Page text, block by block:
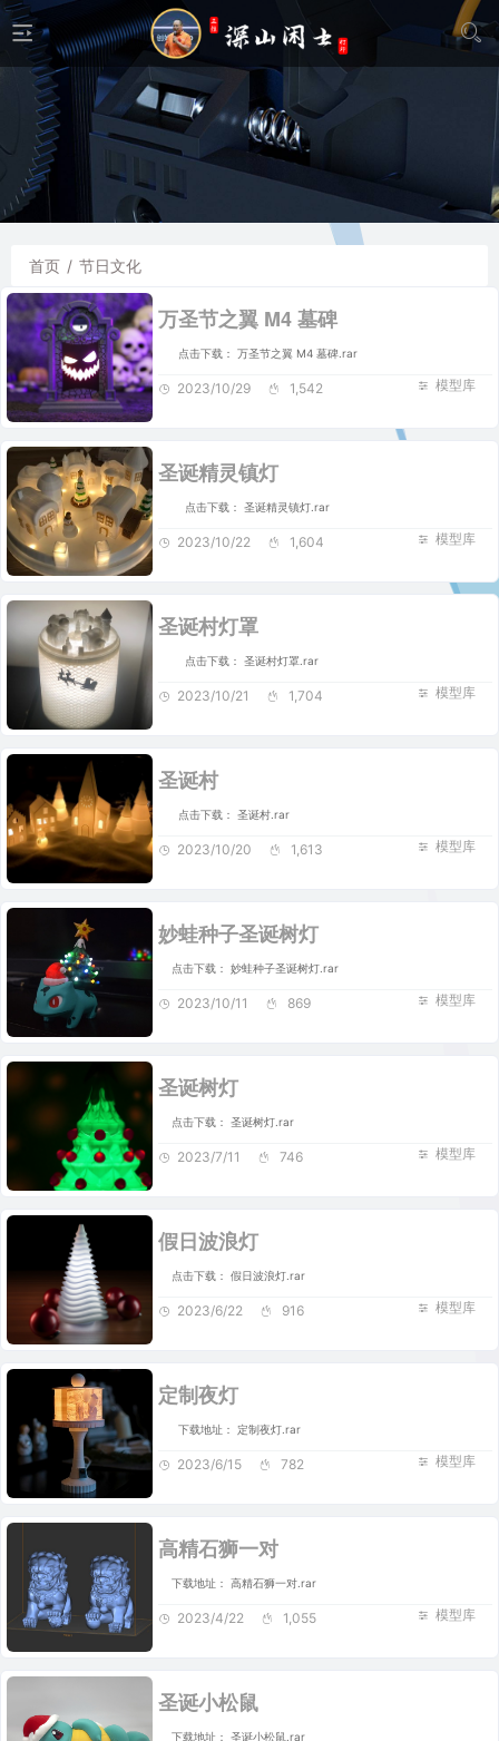
首页 / 节日文化
万圣节之翼 M4 墓碑
点击下载： 万圣节之翼 M4 墓碑.rar
模型库
2023/10/29 1,542
圣诞精灵镇灯
点击下载： 圣诞精灵镇灯.rar
模型库
2023/10/22 1,604
圣诞村灯罩
点击下载： 圣诞村灯罩.rar
模型库
2023/10/21 1,704
圣诞村
点击下载： 圣诞村.rar
模型库
2023/10/20 1,613
妙蛙种子圣诞树灯
点击下载： 妙蛙种子圣诞树灯.rar
模型库
2023/10/11 869
圣诞树灯
点击下载： 圣诞树灯.rar
模型库
2023/7/11 746
假日波浪灯
点击下载： 假日波浪灯.rar
模型库
2023/6/22 916
定制夜灯
下载地址： 定制夜灯.rar
模型库
2023/6/15 782
高精石狮一对
下载地址： 高精石狮一对.rar
模型库
2023/4/22 1,055
圣诞小松鼠
下载地址： 圣诞小松鼠.rar